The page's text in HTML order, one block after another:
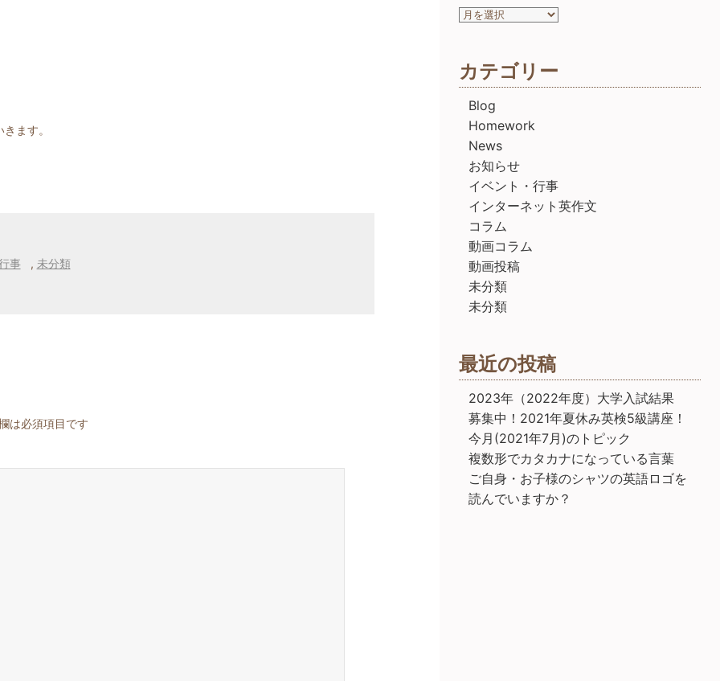
ます。
事 , 未分類
は必須項目です
カテゴリー
Blog
Homework
News
お知らせ
イベント・行事
インターネット英作文
コラム
動画コラム
動画投稿
未分類
未分類
最近の投稿
2023年（2022年度）大学入試結果
募集中！2021年夏休み英検5級講座！
今月(2021年7月)のトピック
複数形でカタカナになっている言葉
ご自身・お子様のシャツの英語ロゴを
読んでいますか？